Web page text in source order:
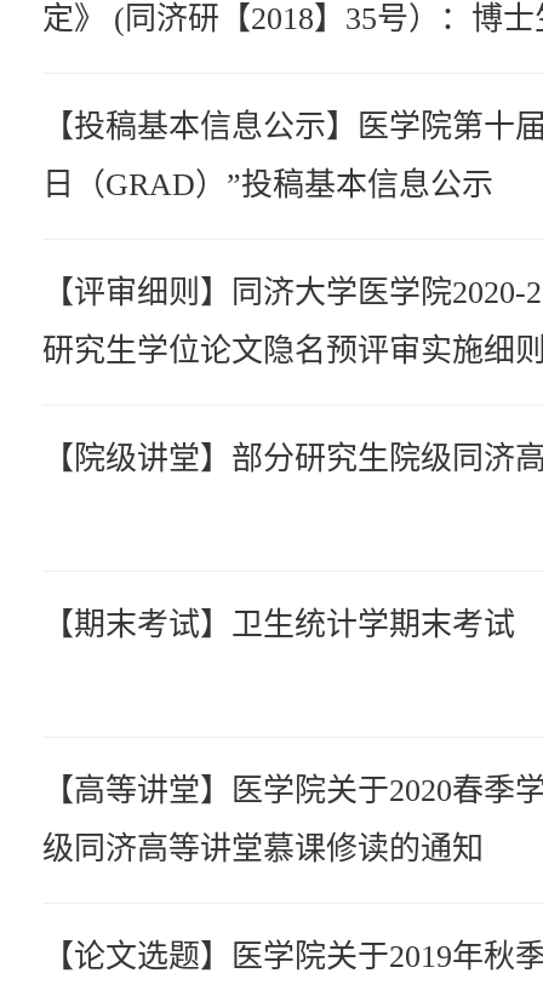
定》 (同济研【2018】35号）：博
在举行报告会前，博士生需登录信
间、地点。每位博士生在预答辩前
二、管理要求《同济大学攻读博士
定》(同济研【2018】35号）：学
【投稿基本信息公示】医学院第十
日（GRAD）”投稿基本信息公示
【评审细则】同济大学医学院
研究生学位论文隐名预评审实施细
【院级讲堂】部分研究生院级同济
【期末考试】卫生统计学期末考试
【高等讲堂】医学院关于2020春季
级同济高等讲堂慕课修读的通知
【论文选题】医学院关于2019年秋